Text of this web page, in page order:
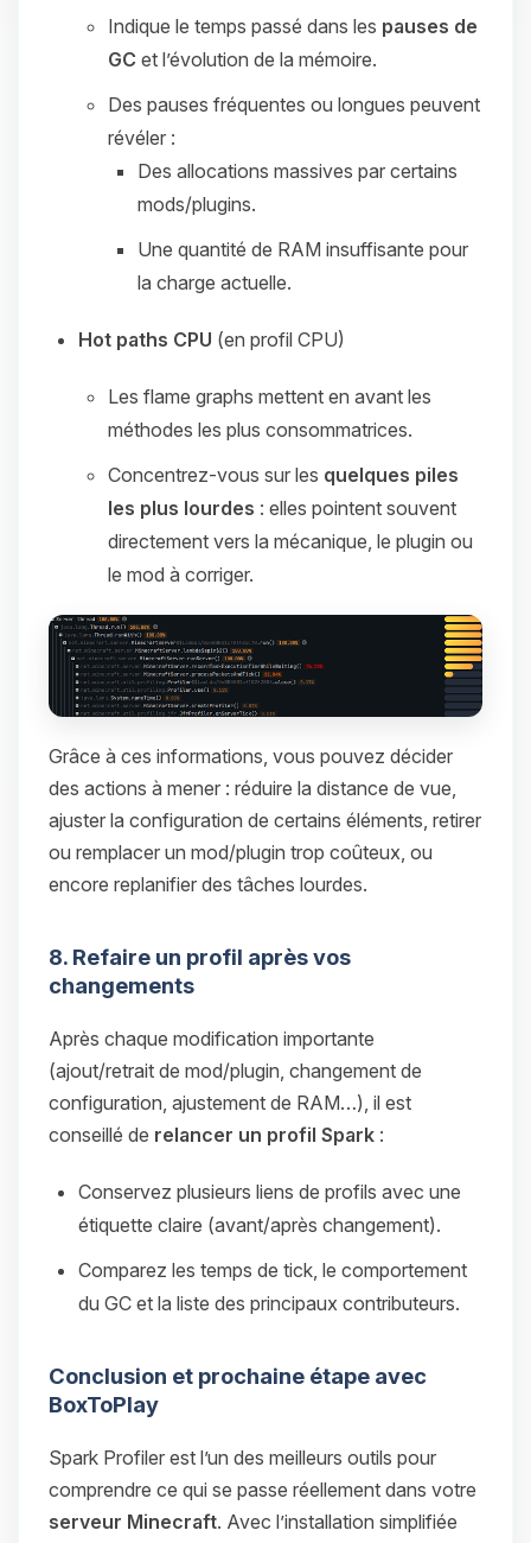
Indique le temps passé dans les pauses de
GC et l’évolution de la mémoire.
Des pauses fréquentes ou longues peuvent
révéler :
Des allocations massives par certains
mods/plugins.
Une quantité de RAM insuffisante pour
la charge actuelle.
Hot paths CPU (en profil CPU)
Les flame graphs mettent en avant les
méthodes les plus consommatrices.
Concentrez‑vous sur les quelques piles
les plus lourdes : elles pointent souvent
directement vers la mécanique, le plugin ou
le mod à corriger.
Grâce à ces informations, vous pouvez décider
des actions à mener : réduire la distance de vue,
ajuster la configuration de certains éléments, retirer
ou remplacer un mod/plugin trop coûteux, ou
encore replanifier des tâches lourdes.
8. Refaire un profil après vos
changements
Après chaque modification importante
(ajout/retrait de mod/plugin, changement de
configuration, ajustement de RAM…), il est
conseillé de relancer un profil Spark :
Conservez plusieurs liens de profils avec une
étiquette claire (avant/après changement).
Comparez les temps de tick, le comportement
du GC et la liste des principaux contributeurs.
Conclusion et prochaine étape avec
BoxToPlay
Spark Profiler est l’un des meilleurs outils pour
comprendre ce qui se passe réellement dans votre
serveur Minecraft. Avec l’installation simplifiée